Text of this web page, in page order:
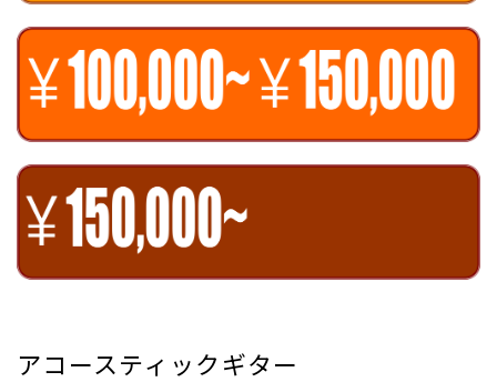
アコースティックギター